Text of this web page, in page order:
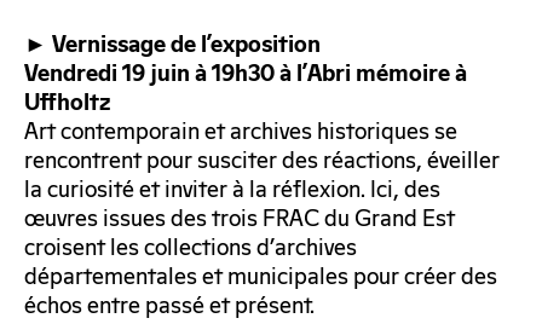
► Vernissage de l’exposition
Vendredi 19 juin à 19h30 à l’Abri mémoire à
Uffholtz
Art contemporain et archives historiques se
rencontrent pour susciter des réactions, éveiller
la curiosité et inviter à la réflexion. Ici, des
œuvres issues des trois FRAC du Grand Est
croisent les collections d’archives
départementales et municipales pour créer des
échos entre passé et présent.